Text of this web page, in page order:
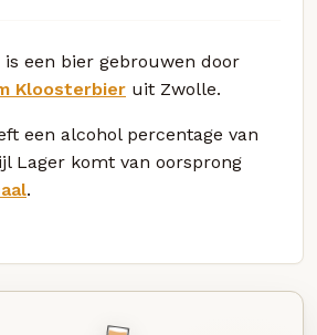
is een bier gebrouwen door
Kloosterbier uit Zwolle.
een alcohol percentage van
Lager komt van oorsprong
.